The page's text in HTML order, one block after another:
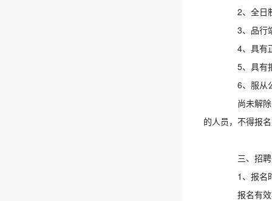
2、全日制
3、品行端
4、具有正
5、具有报
6、服从公
尚未解除
的人员，不得报
三、招聘
1、报名
报名有效